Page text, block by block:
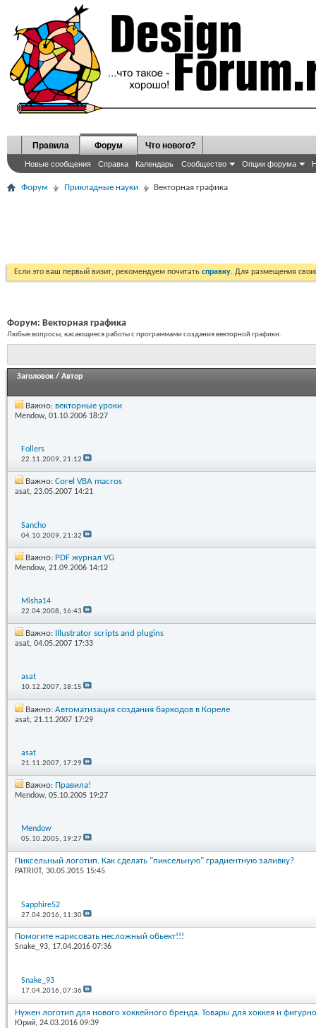
Правила Форум
Новые сообщения Справка Календарь Сообщество Опции форума
Что нового?
Форум Прикладные науки Векторная графика
Если это ваш первый визит, рекомендуем почитать справку. Для размещения
Форум: Векторная графика
Любые вопросы, касающиеся работы с программами создания векторной графики.
Заголовок / Автор
Важно: векторные уроки
Mendow, 01.10.2006 18:27
Follers
22.11.2009,21:12
Важно: Corel VBA macros
asat, 23.05.2007 14:21
Sancho
04.10.2009,21:32
Важно: PDF журнал VG
Mendow, 21.09.2006 14:12
Misha14
22.04.2008, 16:43
Важно: Illustrator scripts and plugins
asat, 04.05.2007 17:33
asat
10.12.2007, 18:15
Важно: Автоматизация создания баркодов в Кореле
asat, 21.11.2007 17:29
asat
21.11.2007, 17:29
Важно: Правила!
Mendow, 05.10.2005 19:27
Mendow
05.10.2005, 19:27
Пиксельный логотип. Как сделать "пиксельную" градиентную заливку?
PATRI0T, 30.05.2015 15:45
Sapphire52
27.04.2016, 11:30
Помогите нарисовать несложный обьект!!!
Snake_93, 17.04.2016 07:36
Snake_93
17.04.2016,07:36
Нужен логотип для нового хоккейного бренда. Товары для хоккея и
Юрий, 24.03.2016 09:39